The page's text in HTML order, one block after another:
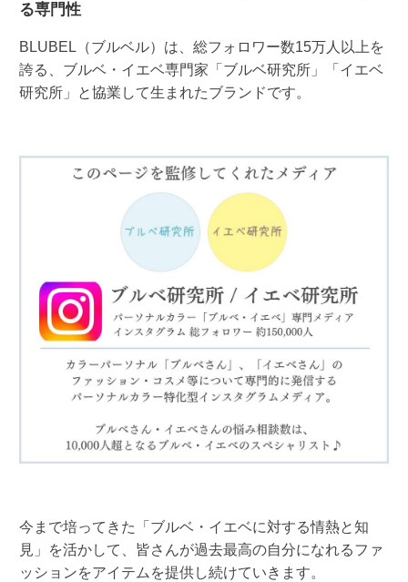
る専門性
BLUBEL（ブルベル）は、総フォロワー数15万人以上を
誇る、ブルベ・イエベ専門家「ブルベ研究所」「イエベ
研究所」と協業して生まれたブランドです。
今まで培ってきた「ブルベ・イエベに対する情熱と知
見」を活かして、皆さんが過去最高の自分になれるファ
ッションをアイテムを提供し続けていきます。